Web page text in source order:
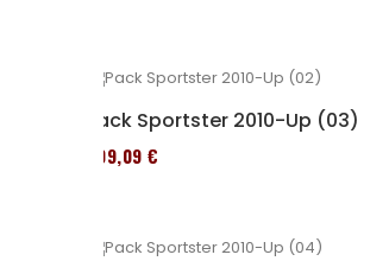
Pack Sportster 2010-Up (03)
409,09 €